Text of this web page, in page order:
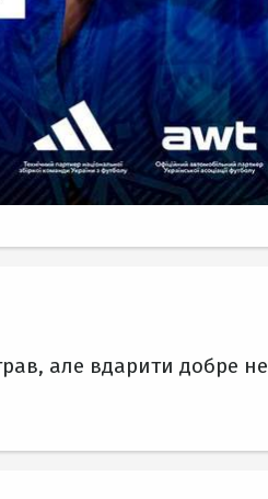
але вдарити добре не